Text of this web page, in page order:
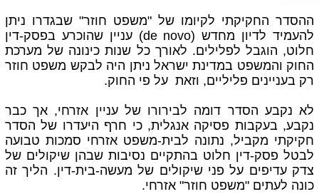
ההסדר החקיקתי לקיומו של "משפט חוזר" שבגדרו ניתן
להעמיד לדיון מחדש (de novo) עניין שהוכרע בפסק-דין
חלוט, הוגבל לפלילים. לאורך כל שנות כינונה של מערכת
החוק והמשפט במדינת ישראל ניתן היה לבקש משפט חוזר
רק בעניינים פליליים, וזאת על פי החוק.
לא נקבע הסדר דומה לבירורו של עניין אזרחי, אך כבר
נקבע, בעקבות פסיקה אנגלית, כי חרף היעדרו של הסדר
חקיקתי מקביל, נתונה לבית-משפט אזרחי סמכות טבועה
לבטל פסק-דין חלוט בהתקיים נסיבות שבהן שיקולים של
צדק עדיפים על פני שיקולים של מעשה-בית-דין. הליך זה
כונה לעתים "משפט חוזר" אזרחי.